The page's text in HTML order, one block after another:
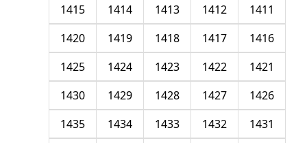
1411
1412
1413
1414
1415
1416
1417
1418
1419
1420
1421
1422
1423
1424
1425
1426
1427
1428
1429
1430
1431
1432
1433
1434
1435